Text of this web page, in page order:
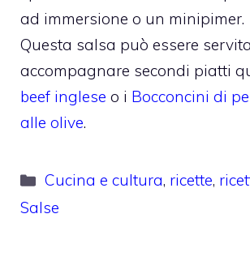
ad immersione o un minipimer.
Questa salsa può essere
accompagnare secondi piatti
beef inglese o i Bocconcini di
alle olive.
Categorie
Cucina e cultura, ricette,
Salse